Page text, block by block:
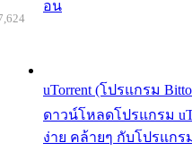
อน
uTorrent (โปรแกรม
ดาวน์โหลดโปรแกรม
ง่าย คล้ายๆ กับโปรแก